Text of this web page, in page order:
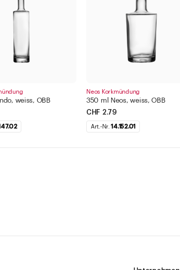
weiss, OBB
Neos Korkmündung
350 ml Neos, weiss, OBB
CHF 2.79
Art.-Nr.14.152.01